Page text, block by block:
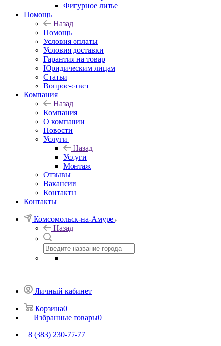
Фигурное литье
Помощь
Назад
Помощь
Условия оплаты
Условия доставки
Гарантия на товар
Юридическим лицам
Статьи
Вопрос-ответ
Компания
Назад
Компания
О компании
Новости
Услуги
Назад
Услуги
Монтаж
Отзывы
Вакансии
Контакты
Контакты
Комсомольск-на-Амуре
Назад
Личный кабинет
Корзина0
Избранные товары0
8 (383) 230-77-77